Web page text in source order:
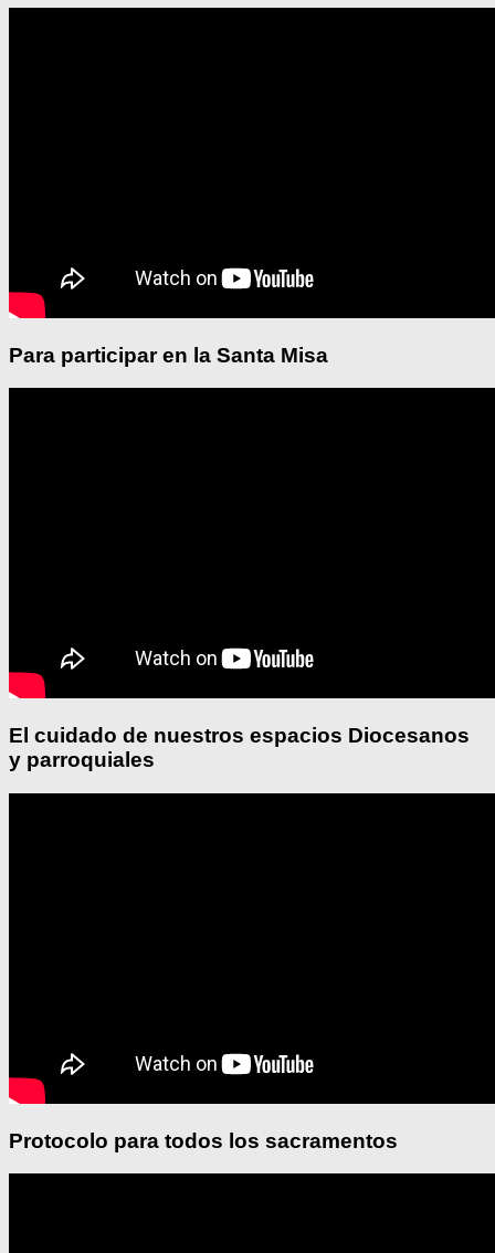
Para participar en la Santa Misa
El cuidado de nuestros espacios Diocesanos
y parroquiales
Protocolo para todos los sacramentos